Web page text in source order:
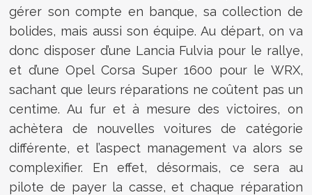
gérer son compte en banque, sa collection de
bolides, mais aussi son équipe. Au départ, on va
donc disposer d’une Lancia Fulvia pour le rallye,
et d’une Opel Corsa Super 1600 pour le WRX,
sachant que leurs réparations ne coûtent pas un
centime. Au fur et à mesure des victoires, on
achètera de nouvelles voitures de catégorie
différente, et l’aspect management va alors se
complexifier. En effet, désormais, ce sera au
pilote de payer la casse, et chaque réparation